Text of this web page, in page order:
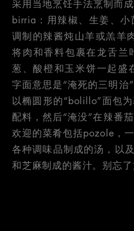
采用当地烹饪手法烹制而
birria：用辣椒、生姜、
调制的辣酱炖山羊或羔羊
将肉和香料包裹在龙舌兰
葱、酸橙和玉米饼一起盛
字面意思是“淹死的三明治
以椭圆形的“bolillo”面包
配料，然后“淹没”在辣番
欢迎的菜肴包括pozole，
各种调味品制成的汤，以
和芝麻制成的酱汁。别忘了